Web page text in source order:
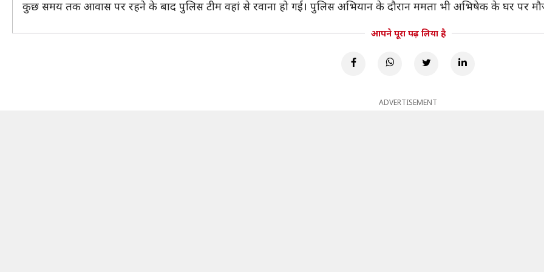
कुछ समय तक आवास पर रहने के बाद पुलिस टीम वहां से रवाना हो गई। पुलिस अभियान के दौरान ममता भी अभिषेक के घर पर
आपने पूरा पढ़ लिया है
ADVERTISEMENT